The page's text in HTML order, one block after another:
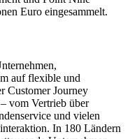
Euro eingesammelt.
auf flexible und
Customer Journey
vom Vertrieb über
und vielen
In 180 Ländern